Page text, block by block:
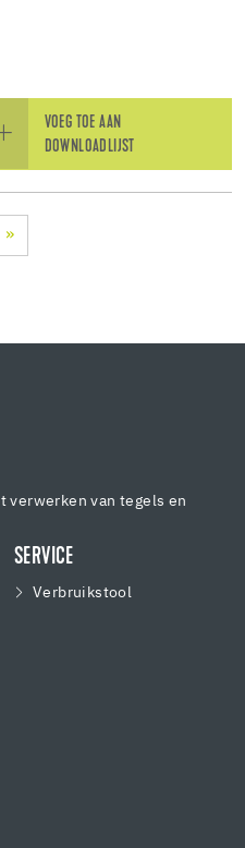
VOEG TOE AAN
DOWNLOADLIJST
»
verwerken van tegels en
SERVICE
Verbruikstool